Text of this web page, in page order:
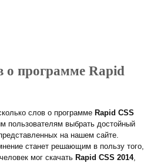
о программе Rapid
слов о программе Rapid CSS
пользователям выбрать достойный
на нашем сайте.
станет решающим в пользу того,
мог скачать Rapid CSS 2014,